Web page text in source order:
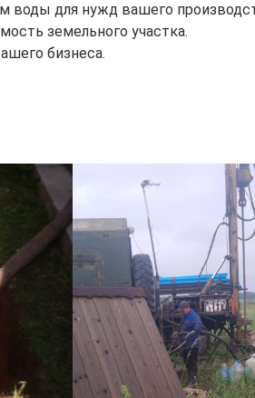
для нужд вашего
земельного участка.
бизнеса.